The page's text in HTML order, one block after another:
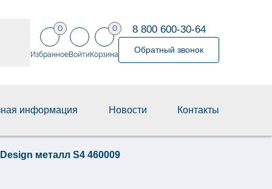
0
ИзбранноеВойти
0
Корзина
8 800 600-30-64
Обратный звонок
информация Новости Контакты
металл S4 460009